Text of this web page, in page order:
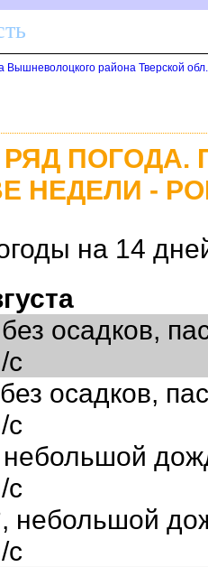
Вышневолоцкого района Тверской
РЯД
НЕДЕЛИ -
на 14
осадков,
с
осадков,
с
с
с